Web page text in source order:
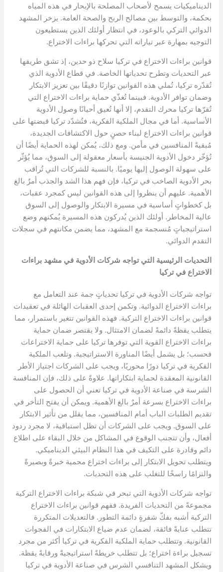
الديناميكيات يسمح لأصحاب المصلحة بالإبحار في هذه المياه
بحكمة، والتوسط بين مصالح الربح والصحة العامة. يزخر المشهد
الدوائي التركي بالوعود، في انتظار أولئك الذين يستطيعون
التوجيه بمهارة عبر تياراته التي تحركها براءات الاختراع.
قوانين براءات الاختراع في تركيا سلاح ذو حدين، إذ تشق طريقها
عبر التحديات وتطرح تحدياتها الخاصة. في قطاع الأدوية الذي
تُقدّره تركيا، تُملي هذه القوانين توازنًا دقيقًا بين تعزيز الابتكار
وضمان توافر الأدوية. فبينما تُغذّي حماية براءات الاختراع التي
تُقرّها تركيا محرك التقدم، إلا أنها تُعيق أحيانًا وصول الأدوية
الأساسية. أما في مجال الملكية الفكرية، فتُشدّد تركيا قبضتها على
قوانين براءات الاختراع لبناء حصنٍ حول الاكتشافات الجديدة،
مُبقيةً المنافسين في مأمن. ومع ذلك، يُمكن لهذه الحماية أيضًا أن
تُؤخّر دخول الأدوية الجنيسة بأسعار معقولة إلى السوق، مما يُؤثّر
على سهولة الوصول إليها يوميًا. بالنسبة للشركات التي تُراقب
بحر الأدوية الصاخب في تركيا، فإن فهم هذا الشد والجذب أمرٌ بالغ
الأهمية. عليهم أن ينظروا إلى هذه القوانين ليس كمجرد عقبات،
بل كخطواتٍ أساسية في مسيرة الابتكار والوصول إلى السوق
عالية المخاطر. أولئك الذين يُدركون هذه المسيرة يُمكنهم وضع
استراتيجياتٍ مُنسجمة مع المشهد، مما يضمن مكانتهم في سجلات
التقدم الدوائي.
التحديات الرئيسية التي تواجه شركات الأدوية في مشهد براءات
الاختراع في تركيا
تواجه شركات الأدوية في تركيا تحدياتٍ جمة عند التعامل مع
براءات الاختراع الدوائية. وتكمن إحدى العقبات الهائلة في تعقيدات
قوانين براءات الاختراع التركية. فهذه القوانين تتغير باستمرار، مما
يتطلب يقظةً دائمةً لضمان الامتثال. ولا يقتصر ضمان حماية
براءات الاختراع القوية التي توفرها تركيا على حماية الاختراعات
فحسب؛ بل يشمل أيضًا المناورة الاستراتيجية. وتلعب الملكية
الفكرية في تركيا دورًا محوريًا، ويجب على الشركات اجتياز الأطر
القانونية المعقدة لحماية ابتكاراتها. علاوةً على ذلك، فإن المنافسة
الشرسة في صناعة الأدوية في تركيا تعني أن الحصول على
براءات الاختراع بسرعة أمرٌ بالغ الأهمية. ويمكن أن يفتح التأخر في
تقديم الطلبات الباب أمام المنافسين، مما يقلل من تأثير الابتكار
على السوق. ويجب على الشركات أن تظل استباقية، لا مجرد ردود
أفعال، وأن تتجنب الوقوع في المشاكل من خلال البقاء على اطلاع
دائم وقادرة على التكيف في هذا النظام البيئي الديناميكي.
ويتطلب تحويل الابتكار إلى براءات اختراع محمية خبرةً وبصيرةً
والتزامًا راسخًا للتغلب على هذه التحديات.
تواجه شركات الأدوية التي تبحر في شبكة براءات الاختراع التركية
مجموعةً من التحديات الفريدة. ففهم قوانين براءات الاختراع
التركية أشبه بفكّ شفرةٍ دائمة التطور. فالتعديلات المتكررة
تتطلب عنايةً فائقة، لضمان عدم ضياع الابتكارات في الفجوات
القانونية. وتتطلب حماية الملكية الفكرية في تركيا أكثر من مجرد
تسجيل براءة اختراع؛ بل تتطلب خريطةً استراتيجيةً ورقابةً يقظة.
ويشكل المشهد التنافسي الشرس في صناعة الأدوية في تركيا